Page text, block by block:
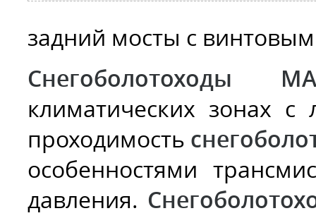
задний мосты с
Снегоболотоходы
климатических зонах
проходимость
особенностями
давления.